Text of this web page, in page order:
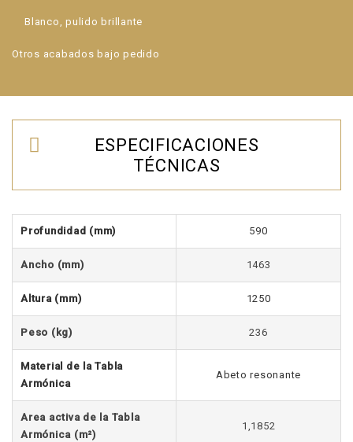
Blanco, pulido brillante
Otros acabados bajo pedido
ESPECIFICACIONES
TÉCNICAS
Profundidad (mm) 590
Ancho (mm) 1463
Altura (mm) 1250
Peso (kg) 236
Material de la Tabla
Armónica
Abeto resonante
Area activa de la Tabla
Armónica (m²)
1,1852